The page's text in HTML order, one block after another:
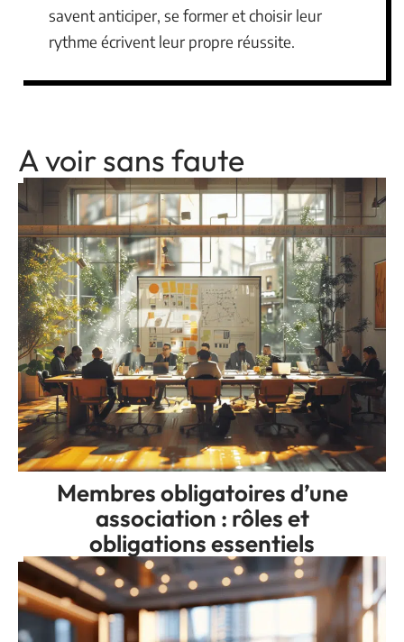
savent anticiper, se former et choisir leur
rythme écrivent leur propre réussite.
A voir sans faute
Membres obligatoires d’une
association : rôles et
obligations essentiels